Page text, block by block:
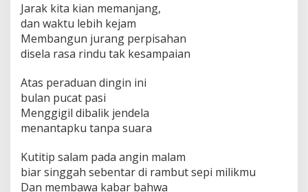
Jarak kita kian memanjang,
dan waktu lebih kejam
Membangun jurang perpisahan
disela rasa rindu tak kesampaian
Atas peraduan dingin ini
bulan pucat pasi
Menggigil dibalik jendela
menantapku tanpa suara
Kutitip salam pada angin malam
biar singgah sebentar di rambut sepi milikmu
Dan membawa kabar bahwa